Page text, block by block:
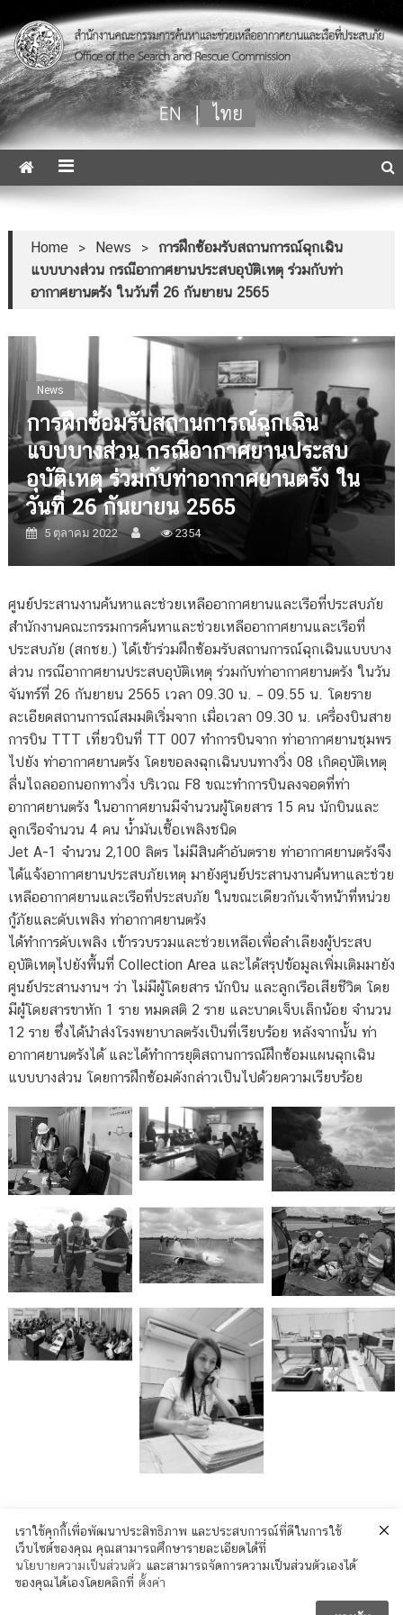
SAR Mission Coordinator
Home > News > การฝึกซ้อมรับสถานการณ์ฉุกเฉิน
แบบบางส่วน กรณีอากาศยานประสบอุบัติเหตุ ร่วมกับท่า
อากาศยานตรัง ในวันที่ 26 กันยายน 2565
News
การฝึกซ้อมรับสถานการณ์ฉุกเฉิน
แบบบางส่วน กรณีอากาศยานประสบ
อุบัติเหตุ ร่วมกับท่าอากาศยานตรัง ใน
วันที่ 26 กันยายน 2565
5 ตุลาคม 2022 2354
ศูนย์ประสานงานค้นหาและช่วยเหลืออากาศยานและเรือที่ประสบภัย
สำนักงานคณะกรรมการค้นหาและช่วยเหลืออากาศยานและเรือที่
ประสบภัย (สกชย.) ได้เข้าร่วมฝึกซ้อมรับสถานการณ์ฉุกเฉินแบบบาง
ส่วน กรณีอากาศยานประสบอุบัติเหตุ ร่วมกับท่าอากาศยานตรัง ในวัน
จันทร์ที่ 26 กันยายน 2565 เวลา 09.30 น. – 09.55 น. โดยราย
ละเอียดสถานการณ์สมมติเริ่มจาก เมื่อเวลา 09.30 น. เครื่องบินสาย
การบิน TTT เที่ยวบินที่ TT 007 ทำการบินจาก ท่าอากาศยานชุมพร
ไปยัง ท่าอากาศยานตรัง โดยขอลงฉุกเฉินบนทางวิ่ง 08 เกิดอุบัติเหตุ
ลื่นไถลออกนอกทางวิ่ง บริเวณ F8 ขณะทำการบินลงจอดที่ท่า
อากาศยานตรัง ในอากาศยานมีจำนวนผู้โดยสาร 15 คน นักบินและ
ลูกเรือจำนวน 4 คน น้ำมันเชื้อเพลิงชนิด
Jet A-1 จำนวน 2,100 ลิตร ไม่มีสินค้าอันตราย ท่าอากาศยานตรังจึง
ได้แจ้งอากาศยานประสบภัยเหตุ มายังศูนย์ประสานงานค้นหาและช่วย
เหลืออากาศยานและเรือที่ประสบภัย ในขณะเดียวกันเจ้าหน้าที่หน่วย
กู้ภัยและดับเพลิง ท่าอากาศยานตรัง
ได้ทำการดับเพลิง เข้ารวบรวมและช่วยเหลือเพื่อลำเลียงผู้ประสบ
อุบัติเหตุไปยังพื้นที่ Collection Area และได้สรุปข้อมูลเพิ่มเติมมายัง
ศูนย์ประสานงานฯ ว่า ไม่มีผู้โดยสาร นักบิน และลูกเรือเสียชีวิต โดย
มีผู้โดยสารขาหัก 1 ราย หมดสติ 2 ราย และบาดเจ็บเล็กน้อย จำนวน
12 ราย ซึ่งได้นำส่งโรงพยาบาลตรังเป็นที่เรียบร้อย หลังจากนั้น ท่า
อากาศยานตรังได้ และได้ทำการยุติสถานการณ์ฝึกซ้อมแผนฉุกเฉิน
แบบบางส่วน โดยการฝึกซ้อมดังกล่าวเป็นไปด้วยความเรียบร้อย
แนะแนว
เรื่อง
การประชุมคณะอนุกรรมการฝึกซ้อมการค้นหาและช่วยเหลืออากาศยานประสบภัย ประจำปี 2565 ครั้งที่ 1
เราใช้คุกกี้เพื่อพัฒนาประสิทธิภาพ และประสบการณ์ที่ดีในการใช้
เว็บไซต์ของคุณ คุณสามารถศึกษารายละเอียดได้ที่
นโยบายความเป็นส่วนตัว และสามารถจัดการความเป็นส่วนตัวเองได้
ของคุณได้เองโดยคลิกที่ ตั้งค่า